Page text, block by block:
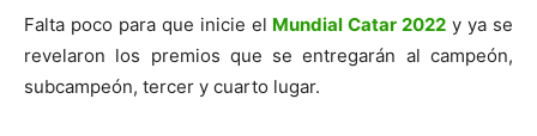
Falta poco para que inicie el Mundial Catar 2022 y ya se
revelaron los premios que se entregarán al campeón,
subcampeón, tercer y cuarto lugar.